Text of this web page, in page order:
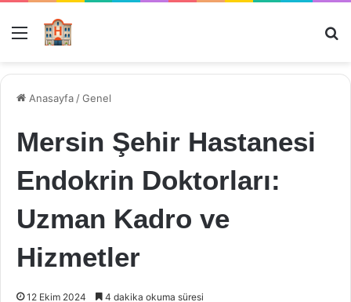
Menü
Anasayfa /Genel
Mersin Şehir Hastanesi
Endokrin Doktorları:
Uzman Kadro ve
Hizmetler
12 Ekim 2024 4 dakika okuma süresi